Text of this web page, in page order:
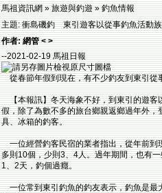
馬祖資訊網 » 旅遊與釣遊 » 釣魚情報
主題: 衝島磯釣 東引遊客以從事釣魚活動
作者: 網管 < >
--2021-02-19 馬祖日報
從春節年假到現在，有不少釣友到東引從
【本報訊】冬天海象不好，到東引的遊客
假，除了為數不多的旅台鄉親返鄉過年外
具、冰箱的釣客。
一位經營釣客民宿的業者指出，從年前到
多則10個，少則3、4人。過年期間，也有
1、2天，釣個過癮。
一位常到東引釣魚的釣友表示，釣魚是最